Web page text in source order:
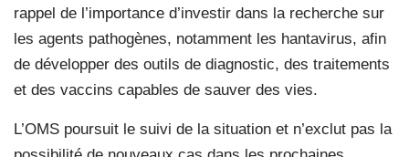
rappel de l’importance d’investir dans la recherche sur
les agents pathogènes, notamment les hantavirus, afin
de développer des outils de diagnostic, des traitements
et des vaccins capables de sauver des vies.
L’OMS poursuit le suivi de la situation et n’exclut pas la